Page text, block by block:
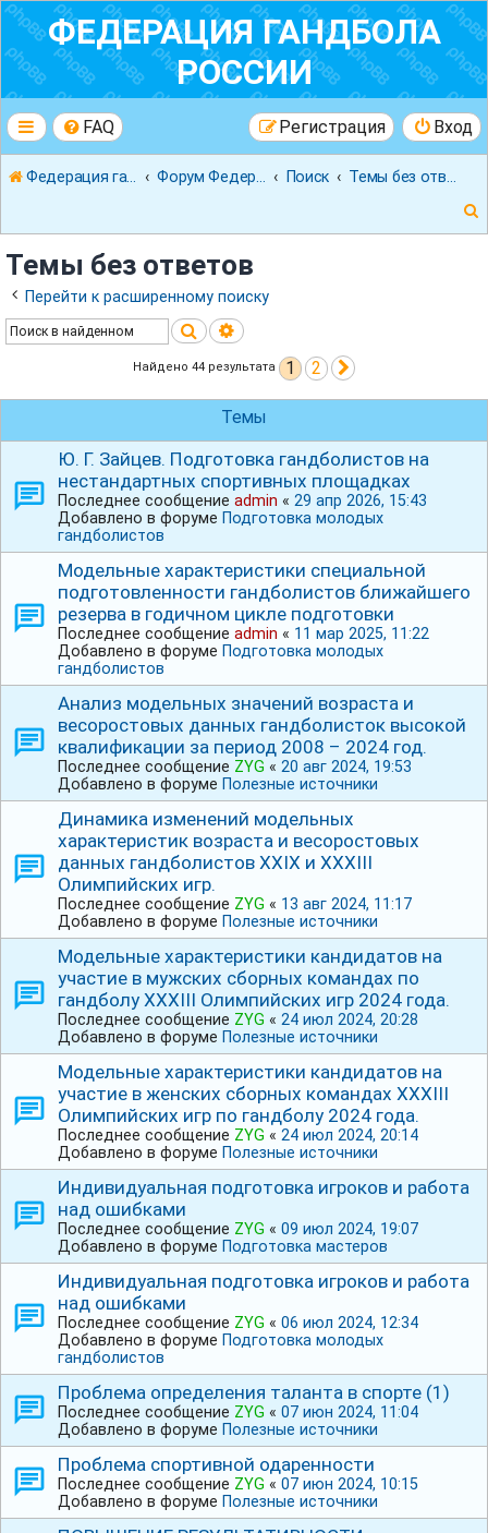
ФЕДЕРАЦИЯ ГАНДБОЛА
РОССИИ
FAQ Вход
Регистрация
Федерация гандбола России Поиск
Темы без ответов
Перейти к расширенному поиску
ПоискРасширенный поиск
Найдено 44 результата 1 2
Темы
Ю. Г. Зайцев. Подготовка гандболистов на
нестандартных спортивных площадках
Последнее сообщение admin « 29 апр 2026, 15:43
Добавлено в форуме Подготовка молодых
гандболистов
Модельные характеристики специальной
подготовленности гандболистов ближайшего
резерва в годичном цикле подготовки
Последнее сообщение admin « 11 мар 2025, 11:22
Добавлено в форуме Подготовка молодых
гандболистов
Анализ модельных значений возраста и
весоростовых данных гандболисток высокой
квалификации за период 2008 – 2024 год.
Последнее сообщение ZYG « 20 авг 2024, 19:53
Добавлено в форуме Полезные источники
Динамика изменений модельных
характеристик возраста и весоростовых
данных гандболистов ХХⅠХ и ⅩⅩⅩⅠⅠⅠ
Олимпийских игр.
Последнее сообщение ZYG « 13 авг 2024, 11:17
Добавлено в форуме Полезные источники
Модельные характеристики кандидатов на
участие в мужских сборных командах по
гандболу ⅩⅩⅩⅠIⅠ Олимпийских игр 2024 года.
Последнее сообщение ZYG « 24 июл 2024, 20:28
Добавлено в форуме Полезные источники
Модельные характеристики кандидатов на
участие в женских сборных командах ⅩⅩⅩⅠIⅠ
Олимпийских игр по гандболу 2024 года.
Последнее сообщение ZYG « 24 июл 2024, 20:14
Добавлено в форуме Полезные источники
Индивидуальная подготовка игроков и работа
над ошибками
Последнее сообщение ZYG « 09 июл 2024, 19:07
Добавлено в форуме Подготовка мастеров
Индивидуальная подготовка игроков и работа
над ошибками
Последнее сообщение ZYG « 06 июл 2024, 12:34
Добавлено в форуме Подготовка молодых
гандболистов
Проблема определения таланта в спорте (1)
Последнее сообщение ZYG « 07 июн 2024, 11:04
Добавлено в форуме Полезные источники
Проблема спортивной одаренности
Последнее сообщение ZYG « 07 июн 2024, 10:15
Добавлено в форуме Полезные источники